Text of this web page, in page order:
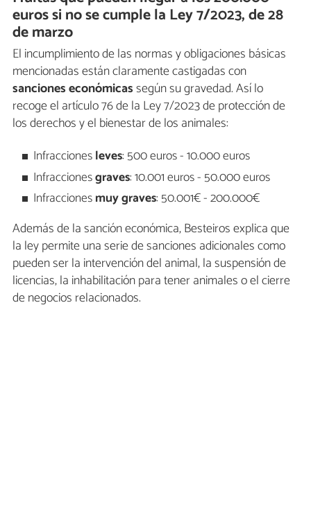
euros si no se cumple la Ley 7/2023, de 28
de marzo
El incumplimiento de las normas y obligaciones básicas
mencionadas están claramente castigadas con
sanciones económicassegún su gravedad. Así lo
recoge el artículo 76 de la Ley 7/2023 de protección de
los derechos y el bienestar de los animales:
Infraccionesleves: 500 euros - 10.000 euros
Infraccionesgraves: 10.001 euros - 50.000 euros
Infraccionesmuy graves: 50.001€ - 200.000€
Además de la sanción económica, Besteiros explica que
la ley permite una serie de sanciones adicionales como
pueden ser la intervención del animal, la suspensión de
licencias, la inhabilitación para tener animales o el cierre
de negocios relacionados.